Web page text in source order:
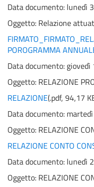
Data documento: lunedì
Oggetto: Relazione
POROGRAMMA
Data documento:
Oggetto: RELAZIONE
RELAZIONE(.pdf, 94,17
Data documento:
Oggetto: RELAZIONE
RELAZIONE CONTO
Data documento: lunedì
Oggetto: RELAZIONE